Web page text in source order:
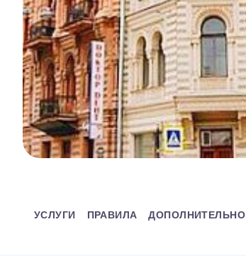
УСЛУГИ ПРАВИЛА ДОПОЛНИТЕЛЬНО